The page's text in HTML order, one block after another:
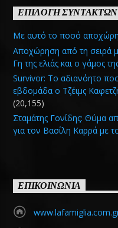
ΕΠΙΛΟΓΗ ΣΥΝΤΑΚΤΩΝ
Με αυτό το ποσό
Αποχώρηση από τη σειρά
Γη της ελιάς και ο γάμος
Survivor: Το αδιανόητο
εβδομάδα ο Τζέιμς
(20,155)
Σταμάτης Γονίδης: Θύμα
για τον Βασίλη Καρρά με
ΕΠΙΚΟΙΝΩΝΙΑ